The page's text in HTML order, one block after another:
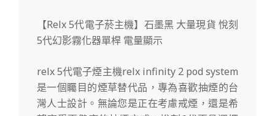
【Relx 5代電子菸主機】石墨黑 大量現貨 悅刻
5代幻影霧化器單桿 電量顯示
relx 5代電子煙主機relx infinity 2 pod system
是一個矚目的煙草替代品，專為喜歡抽煙的台
灣人士設計。無論您是正在考慮戒煙，還是希